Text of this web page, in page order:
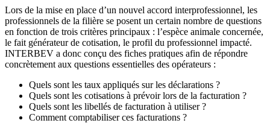
Lors de la mise en place d’un nouvel accord interprofessionnel, les
professionnels de la filière se posent un certain nombre de questions
en fonction de trois critères principaux : l’espèce animale concernée,
le fait générateur de cotisation, le profil du professionnel impacté.
INTERBEV a donc conçu des fiches pratiques afin de répondre
concrètement aux questions essentielles des opérateurs :
Quels sont les taux appliqués sur les déclarations ?
Quels sont les cotisations à prévoir lors de la facturation ?
Quels sont les libellés de facturation à utiliser ?
Comment comptabiliser ces facturations ?